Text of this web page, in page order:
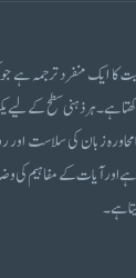
کا ایک منفرد ترجمہ ہے
ہے۔ ہر ذہنی سطح کے
زبان کی سلاست اور
ہے اور آیات کے مفاہیم
ہے۔